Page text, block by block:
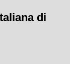
di